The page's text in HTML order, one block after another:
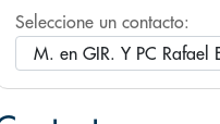
Seleccione un contacto: